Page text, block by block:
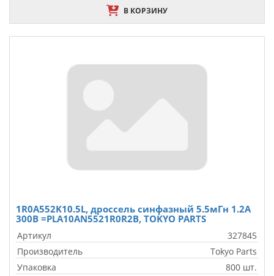
В КОРЗИНУ
1R0A552K10.5L, дроссель синфазный 5.5мГн 1.2А
300В =PLA10AN5521R0R2B, TOKYO PARTS
Артикул
327845
Производитель
Tokyo Parts
Упаковка
800 шт.